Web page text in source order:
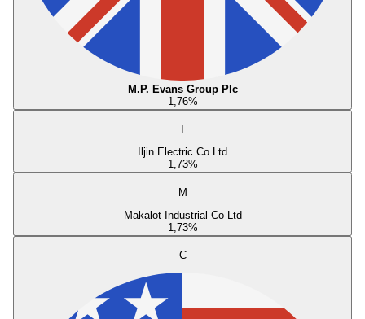
M.P. Evans Group Plc
1,76%
Iljin Electric Co Ltd
1,73%
M
Makalot Industrial Co Ltd
1,73%
C